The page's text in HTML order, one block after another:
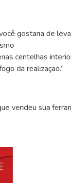
gostaria de
centelhas
da realização.”
vendeu sua ferrari